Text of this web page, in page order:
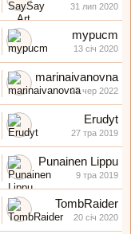
31 лип 2020
mypucm
13 січ 2020
marinaivanovna
27 чер 2022
Erudyt
27 тра 2019
Punainen Lippu
9 тра 2019
TombRaider
20 січ 2020